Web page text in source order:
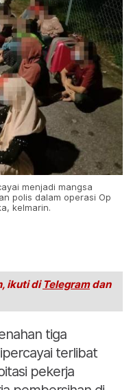
menjadi mangsa
polis dalam operasi Op
kelmarin.
ikuti di Telegramdan
tiga
terlibat
pekerja